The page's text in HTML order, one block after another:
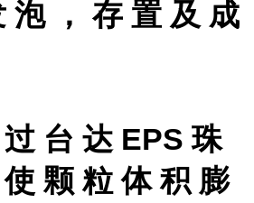
泡 ， 存 置 及 成
台 达 EPS 珠
颗 粒 体 积 膨